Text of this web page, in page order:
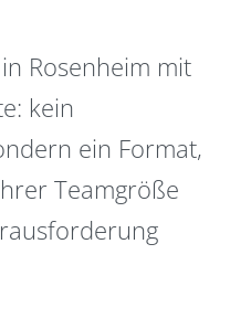
Rosenheim mit
kein
ein Format,
Teamgröße